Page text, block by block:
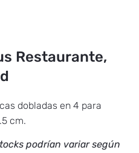
Restaurante,
dobladas en 4 para
cm.
podrían variar según